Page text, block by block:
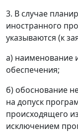
3. В случае
иностранного
указываются (к
а) наименование
обеспечения;
б) обоснование
на допуск
происходящего
исключением